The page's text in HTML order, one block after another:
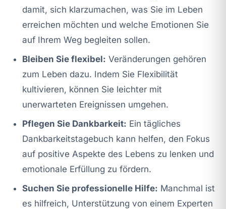
damit, sich klarzumachen, was Sie im Leben
erreichen möchten und welche Emotionen Sie
auf Ihrem Weg begleiten sollen.
Bleiben Sie flexibel: Veränderungen gehören
zum Leben dazu. Indem Sie Flexibilität
kultivieren, können Sie leichter mit
unerwarteten Ereignissen umgehen.
Pflegen Sie Dankbarkeit: Ein tägliches
Dankbarkeitstagebuch kann helfen, den Fokus
auf positive Aspekte des Lebens zu lenken und
emotionale Erfüllung zu fördern.
Suchen Sie professionelle Hilfe: Manchmal ist
es hilfreich, Unterstützung von einem Experten